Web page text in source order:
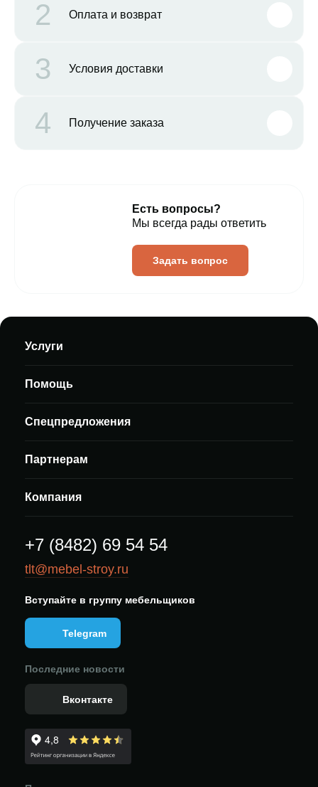
2 Оплата и возврат
3 Условия доставки
4 Получение заказа
Есть вопросы?
Мы всегда рады ответить
Задать вопрос
Услуги
Помощь
Спецпредложения
Партнерам
Компания
+7 (8482) 69 54 54
tlt@mebel-stroy.ru
Вступайте в группу мебельщиков
Telegram
Последние новости
Вконтакте